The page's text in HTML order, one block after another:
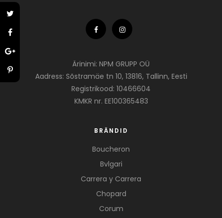
Ärinimi: NPM GRUPP OÜ
Aadress: Sõstramäe tn 10, 13816, Tallinn, Eesti
Registrikood: 10466604
KMKR nr. EE100365483
BRÄNDID
Boucheron
Bvlgari
Carrera y Carrera
Chopard
Corum